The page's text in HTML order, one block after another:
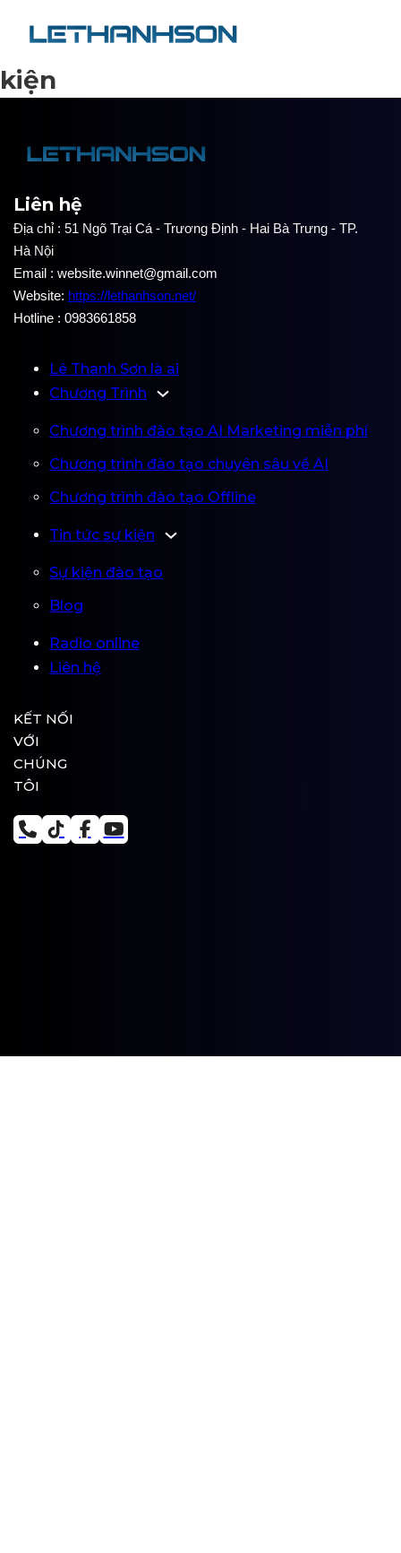
kiện
Liên hệ
Địa chỉ : 51 Ngõ Trại Cá - Trương Định - Hai Bà Trưng - TP.
Hà Nội
Email : website.winnet@gmail.com
Website: https://lethanhson.net/
Hotline : 0983661858
Lê Thanh Sơn là ai
Chương Trình
Chương trình đào tạo AI Marketing miễn phí
Chương trình đào tạo chuyên sâu về AI
Chương trình đào tạo Offline
Tin tức sự kiện
Sự kiện đào tạo
Blog
Radio online
Liên hệ
KẾT NỐI
VỚI
CHÚNG
TÔI